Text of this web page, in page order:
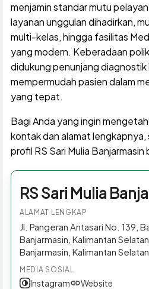
menjamin standar mutu
layanan unggulan dihadirkan,
multi-kelas, hingga fasilitas
yang modern. Keberadaan
didukung penunjang diagnostik
mempermudah pasien dalam
yang tepat.
Bagi Anda yang ingin
kontak dan alamat lengkapnya,
profil RS Sari Mulia Banjarmasin
RS Sari Mulia
ALAMAT LENGKAP
Jl. Pangeran Antasari No. 139,
Banjarmasin, Kalimantan
Banjarmasin, Kalimantan
MEDIA SOSIAL
Instagram Website